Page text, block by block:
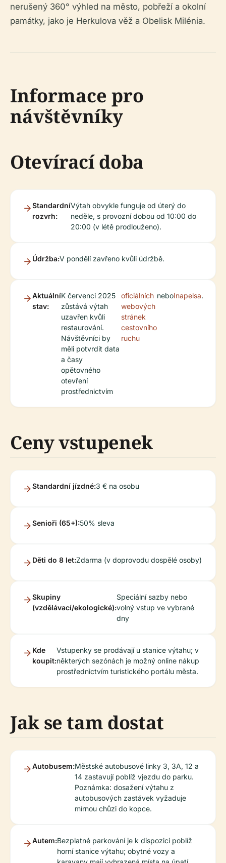
nerušený 360° výhled na město, pobřeží a okolní
památky, jako je Herkulova věž a Obelisk Milénia.
Informace pro
návštěvníky
Otevírací doba
Standardní
rozvrh:
Výtah obvykle funguje od úterý do
neděle, s provozní dobou od 10:00 do
20:00 (v létě prodlouženo).
Údržba:V pondělí zavřeno kvůli údržbě.
Aktuální
stav:
K červenci 2025
zůstává výtah
uzavřen kvůli
restaurování.
Návštěvníci by
měli potvrdit data
a časy
opětovného
otevření
prostřednictvím
oficiálních
webových
stránek
cestovního
ruchu
neboInapelsa.
Ceny vstupenek
Standardní jízdné:3 € na osobu
Senioři (65+):50% sleva
Děti do 8 let:Zdarma (v doprovodu dospělé osoby)
Skupiny
(vzdělávací/ekologické):
Speciální sazby nebo
volný vstup ve vybrané
dny
Kde
koupit:
Vstupenky se prodávají u stanice výtahu; v
některých sezónách je možný online nákup
prostřednictvím turistického portálu města.
Jak se tam dostat
Autobusem:Městské autobusové linky 3, 3A, 12 a
14 zastavují poblíž vjezdu do parku.
Poznámka: dosažení výtahu z
autobusových zastávek vyžaduje
mírnou chůzi do kopce.
Autem:Bezplatné parkování je k dispozici poblíž
horní stanice výtahu; obytné vozy a